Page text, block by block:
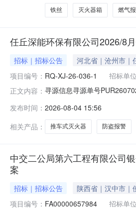
铁丝 灭火器箱 燃气
任丘深能环保有限公司2026/8
招标｜招标公告 河北省｜沧州市｜
项目编号： RQ-XJ-26-036-1 招标单
正文内容： 寻源信息寻源单号
订后15天商务联系方式
发布时间： 2026-08-04 15:56
相关产品：
推车式灭火器 防盗报警
中交二公局第六工程有限公司
案
招标｜招标公告 陕西省｜汉中市｜
项目编号： FA00000657984 招标单